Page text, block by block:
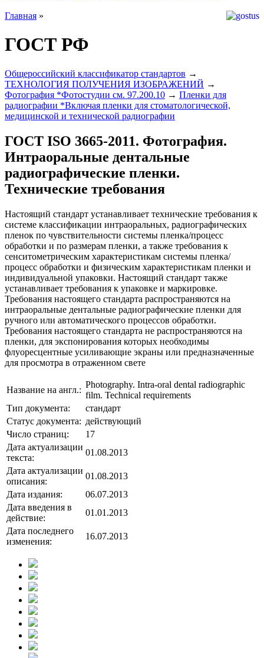
Главная »
ГОСТ РФ
Общероссийский классификатор стандартов →
ТЕХНОЛОГИЯ ПОЛУЧЕНИЯ ИЗОБРАЖЕНИЙ →
Фотография *Фотостудии см. 97.200.10 → Пленки для
радиографии *Включая пленки для стоматологической,
медицинской и технической радиографии
ГОСТ ISO 3665-2011. Фотография.
Интраоральные дентальные
радиографические пленки.
Технические требования
Настоящий стандарт устанавливает технические требования к
системе классификации интраоральных, радиографических
пленок по чувствительности системы пленка/процесс
обработки и по размерам пленки, а также требования к
сенситометрическим характеристикам системы пленка/
процесс обработки и физическим характеристикам пленки и
индивидуальной упаковки. Настоящий стандарт также
устанавливает требования к упаковке и маркировке.
Требования настоящего стандарта распространяются на
интраоральные дентальные радиографические пленки для
ручного или автоматического процессов обработки.
Требования настоящего стандарта не распространяются на
пленки, для экспонирования которых необходимы
флуоресцентные усиливающие экраны или предназначенные
для просмотра в отраженном свете
Название на англ.:
Photography. Intra-oral dental radiographic
film. Technical requirements
Тип документа:
стандарт
Статус документа: действующий
Число страниц:
17
Дата актуализации
текста:
01.08.2013
Дата актуализации
описания:
01.08.2013
Дата издания:
06.07.2013
Дата введения в
действие:
01.01.2013
Дата последнего
изменения:
16.07.2013